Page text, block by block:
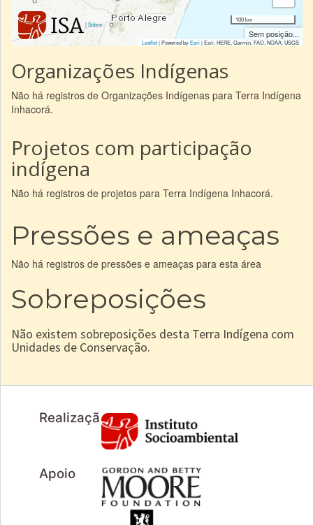
|Sobre
100 km
Sem posição...
Leaflet| Powered byEsri|Esri, HERE, Garmin, FAO, NOAA, USGS
Organizações Indígenas
Não há registros de Organizações Indígenas para Terra Indígena
Inhacorá.
Projetos com participação
indígena
Não há registros de projetos para Terra Indígena Inhacorá.
Pressões e ameaças
Não há registros de pressões e ameaças para esta área
Sobreposições
Não existem sobreposições desta Terra Indígena com
Unidades de Conservação.